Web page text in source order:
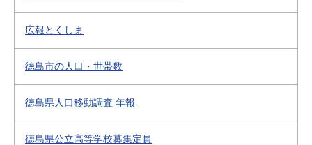
広報とくしま
徳島市の人口・世帯数
徳島県人口移動調査 年報
徳島県公立高等学校募集定員